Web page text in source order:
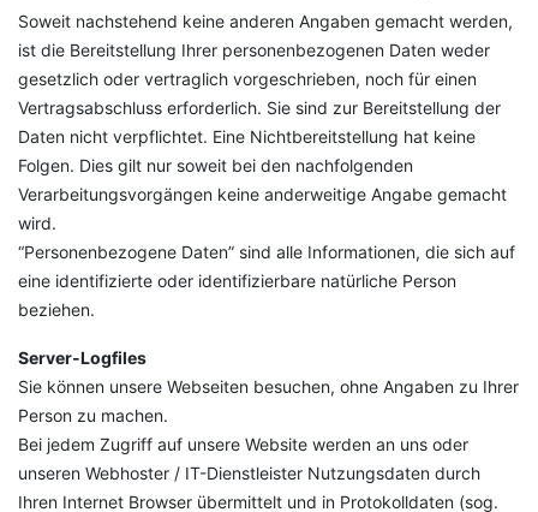
Soweit nachstehend keine anderen Angaben gemacht werden,
ist die Bereitstellung Ihrer personenbezogenen Daten weder
gesetzlich oder vertraglich vorgeschrieben, noch für einen
Vertragsabschluss erforderlich. Sie sind zur Bereitstellung der
Daten nicht verpflichtet. Eine Nichtbereitstellung hat keine
Folgen. Dies gilt nur soweit bei den nachfolgenden
Verarbeitungsvorgängen keine anderweitige Angabe gemacht
wird.
“Personenbezogene Daten” sind alle Informationen, die sich auf
eine identifizierte oder identifizierbare natürliche Person
beziehen.
Server-Logfiles
Sie können unsere Webseiten besuchen, ohne Angaben zu Ihrer
Person zu machen.
Bei jedem Zugriff auf unsere Website werden an uns oder
unseren Webhoster / IT-Dienstleister Nutzungsdaten durch
Ihren Internet Browser übermittelt und in Protokolldaten (sog.